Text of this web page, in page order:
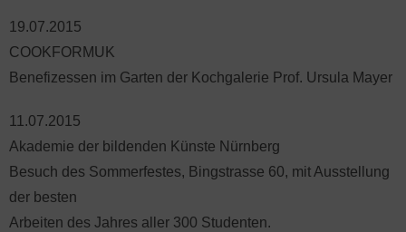
19.07.2015
COOKFORMUK
Benefizessen im Garten der Kochgalerie Prof. Ursula Mayer
11.07.2015
Akademie der bildenden Künste Nürnberg
Besuch des Sommerfestes, Bingstrasse 60, mit Ausstellung
der besten
Arbeiten des Jahres aller 300 Studenten.